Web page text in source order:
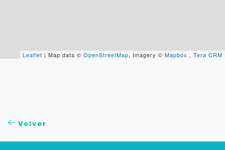
Leaflet | Map data © OpenStreetMap, Imagery © Mapbox , Tera CRM
Volver
Tus datos están seguros
No compartimos tu información ni enviamos spam.
Cancelar